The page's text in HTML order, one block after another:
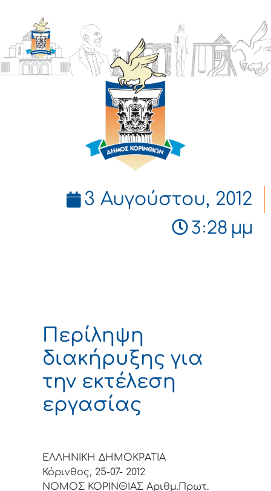
ΔΗΜΟΣ
ΚΟΡΙΝΘΙΩΝ
3 Αυγούστου, 2012
3:28 μμ
Περίληψη
διακήρυξης για
την εκτέλεση
εργασίας
ΕΛΛΗΝΙΚΗ ΔΗΜΟΚΡΑΤΙΑ
Κόρινθος, 25-07- 2012
ΝΟΜΟΣ ΚΟΡΙΝΘΙΑΣ Αριθμ.Πρωτ.